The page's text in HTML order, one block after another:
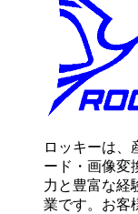
ロッキーは、
ード・画像変
力と豊富な経
業です。お客